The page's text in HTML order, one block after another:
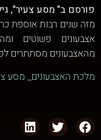
פורסם ב" מסע צעיר", גיליון מס'
מזה שנים רבות אוספת
אצבעונים פשוטים
מהאצבעונים מסתתרים
מלכת האצבעונים_ מסע צעיר, גיליון